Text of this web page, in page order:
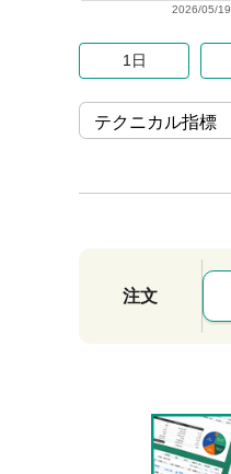
2026/05/19
1日
テクニカル指標
注文